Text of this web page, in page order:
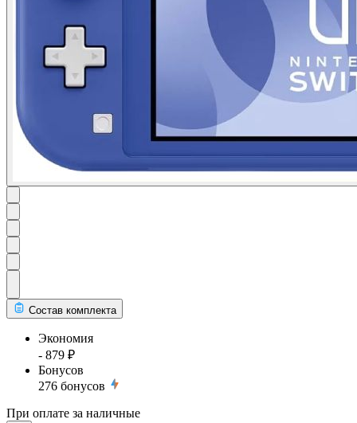
Состав комплекта
Экономия
- 879 ₽
Бонусов
276 бонусов
При оплате за наличные